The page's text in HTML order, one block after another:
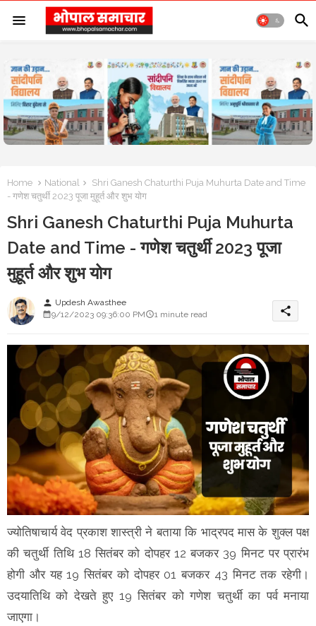
Home National
Shri Ganesh Chaturthi Puja Muhurta Date and Time
- गणेश चतुर्थी 2023 पूजा मुहूर्त और शुभ योग
Shri Ganesh Chaturthi Puja Muhurta
Date and Time - गणेश चतुर्थी 2023 पूजा
मुहूर्त और शुभ योग
person Updesh Awasthee
9/12/2023 09:36:00 PM
1 minute read share
ज्योतिषाचार्य वेद प्रकाश शास्त्री ने बताया कि भाद्रपद मास के शुक्ल पक्ष
की चतुर्थी तिथि 18 सितंबर को दोपहर 12 बजकर 39 मिनट पर प्रारंभ
होगी और यह 19 सितंबर को दोपहर 01 बजकर 43 मिनट तक रहेगी।
उदयातिथि को देखते हुए 19 सितंबर को गणेश चतुर्थी का पर्व मनाया
जाएगा।